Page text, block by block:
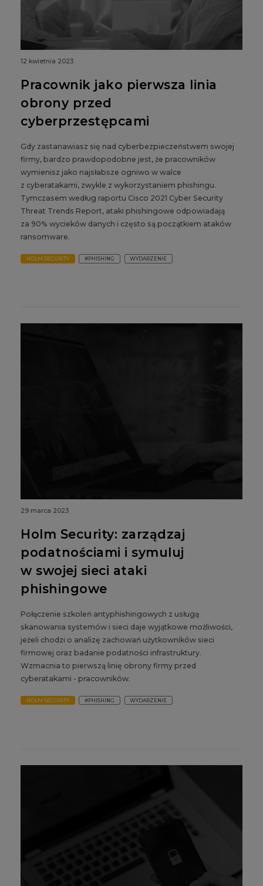
12 kwietnia 2023
Pracownik jako pierwsza linia
obrony przed
cyberprzestępcami
Gdy zastanawiasz się nad cyberbezpieczeństwem swojej
firmy, bardzo prawdopodobne jest, że pracowników
wymienisz jako najsłabsze ogniwo w walce
z cyberatakami, zwykle z wykorzystaniem phishingu.
Tymczasem według raportu Cisco 2021 Cyber Security
Threat Trends Report, ataki phishingowe odpowiadają
za 90% wycieków danych i często są początkiem ataków
ransomware.
HOLM SECURITY #PHISHING WYDARZENIE
29 marca 2023
Holm Security: zarządzaj
podatnościami i symuluj
w swojej sieci ataki
phishingowe
Połączenie szkoleń antyphishingowych z usługą
skanowania systemów i sieci daje wyjątkowe możliwości,
jeżeli chodzi o analizę zachowań użytkowników sieci
firmowej oraz badanie podatności infrastruktury.
Wzmacnia to pierwszą linię obrony firmy przed
cyberatakami - pracowników.
HOLM SECURITY #PHISHING WYDARZENIE